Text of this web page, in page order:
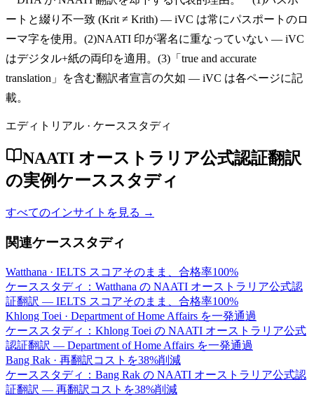
ートと綴り不一致 (Krit ≠ Krith) — iVC は常にパスポートのロ
ーマ字を使用。(2)NAATI 印が署名に重なっていない — iVC
はデジタル+紙の両印を適用。(3)「true and accurate
translation」を含む翻訳者宣言の欠如 — iVC は各ページに記
載。
エディトリアル · ケーススタディ
NAATI オーストラリア公式認証翻訳
の実例ケーススタディ
すべてのインサイトを見る →
関連ケーススタディ
Watthana · IELTS スコアそのまま、合格率100%
ケーススタディ：Watthana の NAATI オーストラリア公式認
証翻訳 — IELTS スコアそのまま、合格率100%
Khlong Toei · Department of Home Affairs を一発通過
ケーススタディ：Khlong Toei の NAATI オーストラリア公式
認証翻訳 — Department of Home Affairs を一発通過
Bang Rak · 再翻訳コストを38%削減
ケーススタディ：Bang Rak の NAATI オーストラリア公式認
証翻訳 — 再翻訳コストを38%削減